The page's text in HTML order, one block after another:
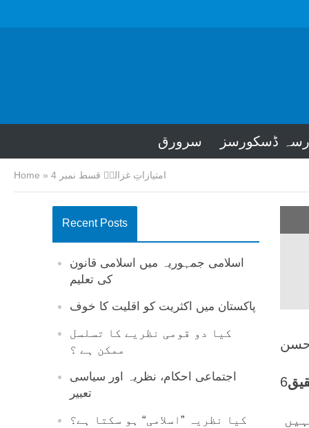
سرورق ڈسکورسز
Home » امتیازاتِ غزالیؒ قسط نمبر 4
Recent Posts
اسلامی جمہوریہ میں اسلامی قانون
کی تعلیم
پاکستان میں اکثریت کو اقلیت کا خوف
کیا دو قومی نظریے کا تسلسل
ممکن ہے ؟
اجتماعی احکام، نظریہ اور سیاسی
تعبیر
کیا نظریہ ”اسلامی“ ہو سکتا ہے؟
حسن